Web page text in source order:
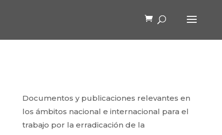
Documentos y publicaciones relevantes en
los ámbitos nacional e internacional para el
trabajo por la erradicación de la